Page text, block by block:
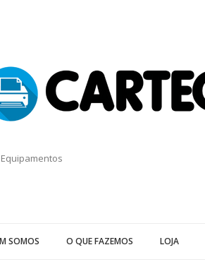
SOMOS O QUE FAZEMOS LOJA